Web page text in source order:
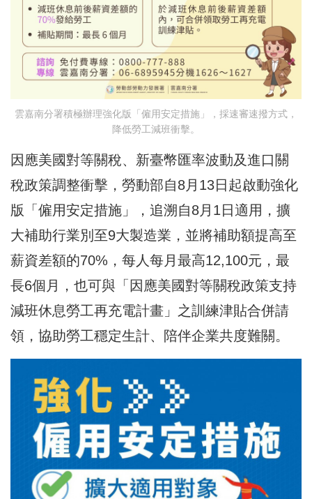
雲嘉南分署積極辦理強化版「僱用安定措施」，採速審速撥方式，
降低勞工減班衝擊。
因應美國對等關稅、新臺幣匯率波動及進口關
稅政策調整衝擊，勞動部自8月13日起啟動強化
版「僱用安定措施」，追溯自8月1日適用，擴
大補助行業別至9大製造業，並將補助額提高至
薪資差額的70%，每人每月最高12,100元，最
長6個月，也可與「因應美國對等關稅政策支持
減班休息勞工再充電計畫」之訓練津貼合併請
領，協助勞工穩定生計、陪伴企業共度難關。